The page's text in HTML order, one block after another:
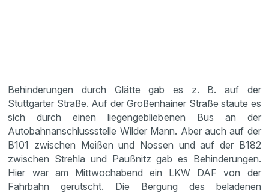
Behinderungen durch Glätte gab es z. B. auf der
Stuttgarter Straße. Auf der Großenhainer Straße staute es
sich durch einen liegengebliebenen Bus an der
Autobahnanschlussstelle Wilder Mann. Aber auch auf der
B101 zwischen Meißen und Nossen und auf der B182
zwischen Strehla und Paußnitz gab es Behinderungen.
Hier war am Mittwochabend ein LKW DAF von der
Fahrbahn gerutscht. Die Bergung des beladenen